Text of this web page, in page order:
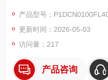
强、抗污染优闻名，矿山、工
产品型号：
更新时间：2026-05-03
访问量：217
产品咨询